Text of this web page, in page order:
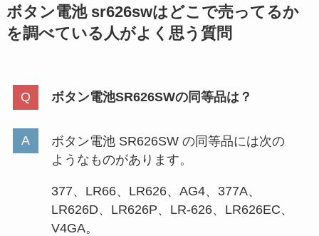
セリアのブリキプレートは廃盤？
売り場はどこ？似たような商品は
ある？値段も調査
シャンプーの詰め替えはそのまま
どグッズを調査！
アーマオールは販売終了！？イエ
ローハット・ドンキホーテ・オー
ボタン電池 sr626swはどこで売ってるか
を調べている人がよく思う質問
ボタン電池SR626SWの同等品は？
ボタン電池 SR626SW の同等品には次の
ようなものがあります。
377、LR66、LR626、AG4、377A、
LR626D、LR626P、LR-626、LR626EC、
V4GA。